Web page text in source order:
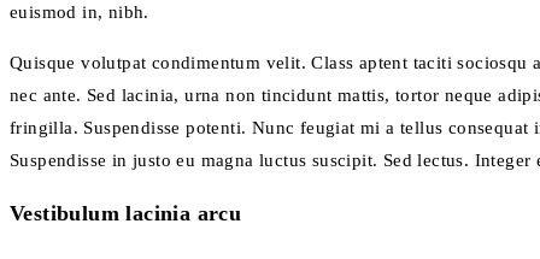
euismod in, nibh.
Quisque volutpat condimentum velit. Class aptent taciti
nec ante. Sed lacinia, urna non tincidunt mattis, tortor neque
fringilla. Suspendisse potenti. Nunc feugiat mi a tellus
Suspendisse in justo eu magna luctus suscipit. Sed lectus.
Vestibulum lacinia arcu